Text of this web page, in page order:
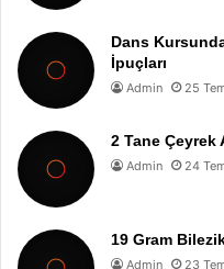
Dans
İpuçları
Admin 25
2 Tane Çeyrek
Admin 24
19 Gram
Admin 23